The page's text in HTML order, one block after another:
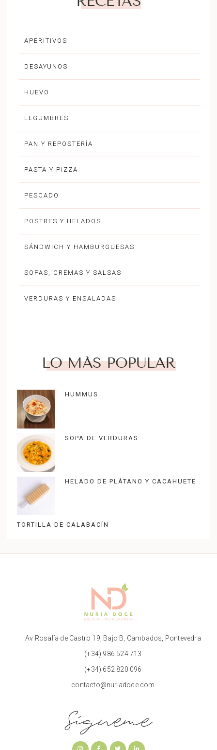
APERITIVOS
DESAYUNOS
HUEVO
LEGUMBRES
PAN Y REPOSTERÍA
PASTA Y PIZZA
PESCADO
POSTRES Y HELADOS
SÁNDWICH Y HAMBURGUESAS
SOPAS, CREMAS Y SALSAS
VERDURAS Y ENSALADAS
LO MÁS POPULAR
HUMMUS
SOPA DE VERDURAS
HELADO DE PLÁTANO Y CACAHUETE
TORTILLA DE CALABACÍN
Av Rosalía de Castro 19, Bajo B, Cambados, Pontevedra
(+34) 986 524 713
(+34) 652 820 096
contacto@nuriadoce.com
Sígueme